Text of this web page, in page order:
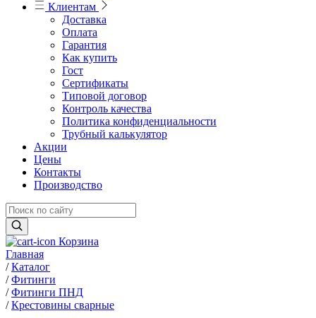
Клиентам
Доставка
Оплата
Гарантия
Как купить
Гост
Сертификаты
Типовой договор
Контроль качества
Политика конфиденциальности
Трубный калькулятор
Акции
Цены
Контакты
Производство
Корзина
Главная
/ Каталог
/ Фитинги
/ Фитинги ПНД
/ Крестовины сварные